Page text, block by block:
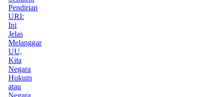
Pendirian
URI:
Ini
Jelas
Melanggar
UU,
Kita
Negara
Hukum
atau
Negara